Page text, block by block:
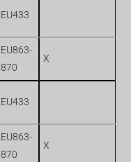
EU433
EU863-
870
X
EU433
EU863-
870
X